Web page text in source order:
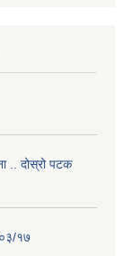
.. दोस्रो पटक
१७